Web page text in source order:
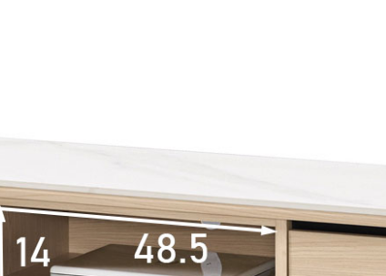
，或收貨地點搬運過於困難等因素，導致無法順利配送，
汙損破壞，恕無法辦理退換貨。
敬請見諒！
用年限，因客人使用習慣、居家環境不同。若屬人
需由消費者自行吸收(另事先與消費者報價，消費
品質瑕疵問題於鑑賞期內退貨之情形，我們需酌收
年保固之服務。
品均已最低價格售出，且在特定時日會給予折扣，